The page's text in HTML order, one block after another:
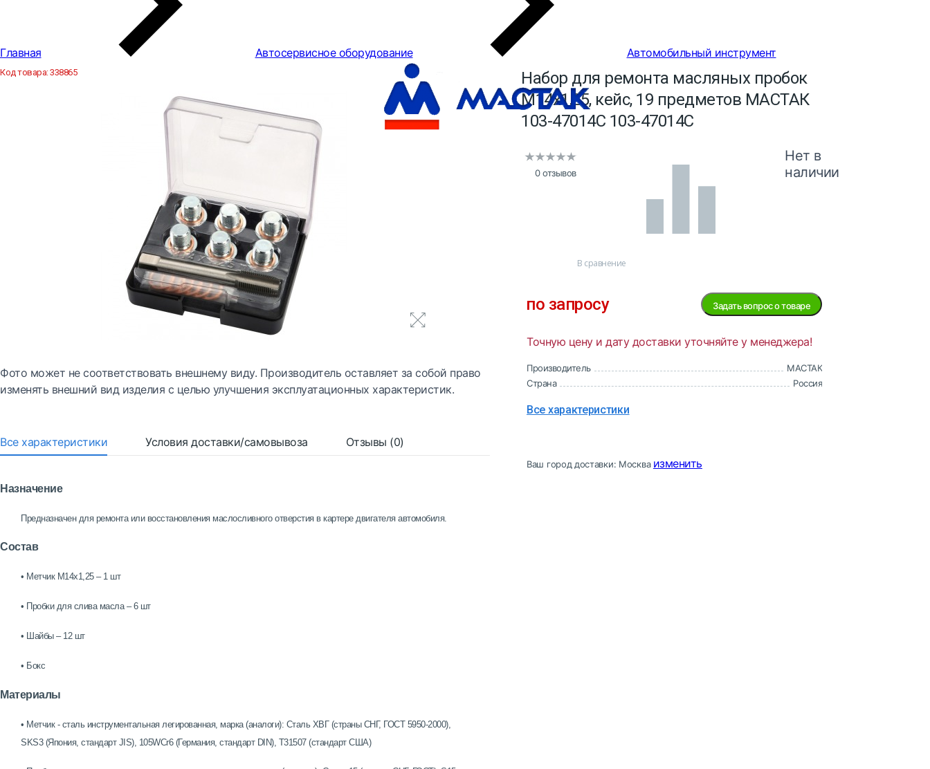
Главная Автосервисное оборудование Автомобильный инструмент
Код товара:338865
Фото может не соответствовать внешнему виду. Производитель оставляет за собой право
изменять внешний вид изделия с целью улучшения эксплуатационных характеристик.
Все характеристики Условия доставки/самовывоза Отзывы (0)
Назначение
Предназначен для ремонта или восстановления маслосливного отверстия в картере двигателя автомобиля.
Состав
• Метчик М14х1,25 – 1 шт
• Пробки для слива масла – 6 шт
• Шайбы – 12 шт
• Бокс
Материалы
• Метчик - сталь инструментальная легированная, марка (аналоги): Сталь ХВГ (страны СНГ, ГОСТ 5950-2000),
SKS3 (Япония, стандарт JIS), 105WCr6 (Германия, стандарт DIN), T31507 (стандарт США)
Набор для ремонта масляных пробок
М14х1,25, кейс, 19 предметов МАСТАК
103-47014С 103-47014C
0 отзывов
В сравнение
Нет в
наличии
по запросу Задать вопрос о товаре
Точную цену и дату доставки уточняйте у менеджера!
Производитель
МАСТАК
Страна
Россия
Все характеристики
Ваш город доставки: Москва изменить